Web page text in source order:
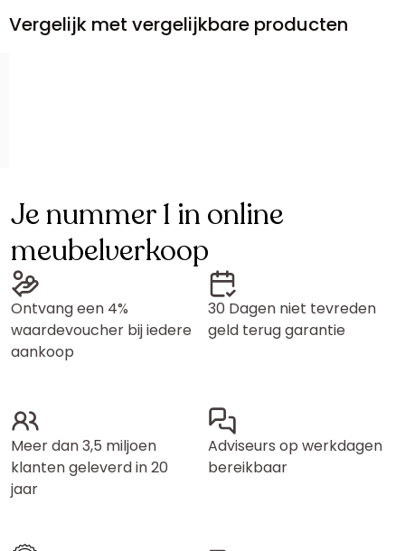
Vergelijk met vergelijkbare producten
Je nummer 1 in online
meubelverkoop
Ontvang een 4%
waardevoucher bij iedere
aankoop
30 Dagen niet tevreden
geld terug garantie
Meer dan 3,5 miljoen
klanten geleverd in 20
jaar
Adviseurs op werkdagen
bereikbaar